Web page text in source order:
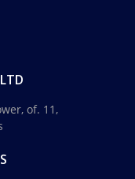
of. 11,